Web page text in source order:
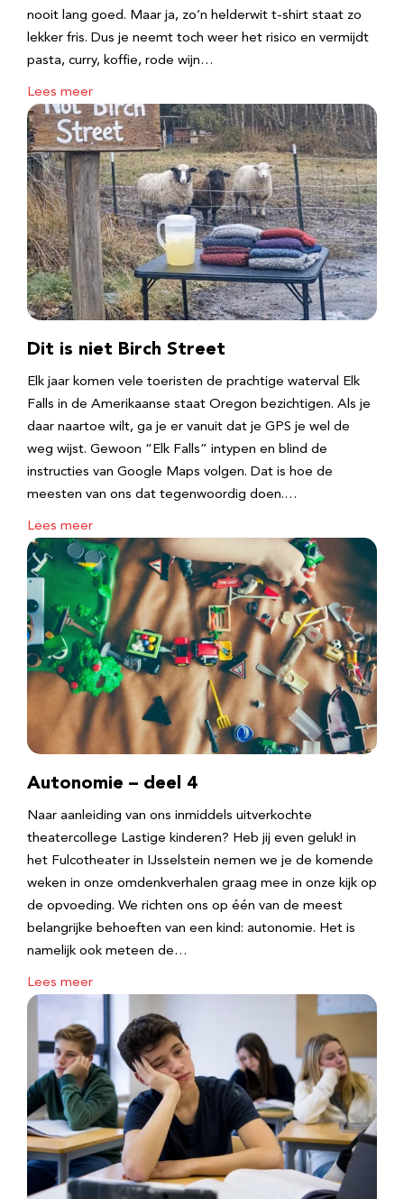
nooit lang goed. Maar ja, zo’n helderwit t-shirt staat zo
lekker fris. Dus je neemt toch weer het risico en vermijdt
pasta, curry, koffie, rode wijn…
Lees meer
Dit is niet Birch Street
Elk jaar komen vele toeristen de prachtige waterval Elk
Falls in de Amerikaanse staat Oregon bezichtigen. Als je
daar naartoe wilt, ga je er vanuit dat je GPS je wel de
weg wijst. Gewoon “Elk Falls” intypen en blind de
instructies van Google Maps volgen. Dat is hoe de
meesten van ons dat tegenwoordig doen.…
Lees meer
Autonomie – deel 4
Naar aanleiding van ons inmiddels uitverkochte
theatercollege Lastige kinderen? Heb jij even geluk! in
het Fulcotheater in IJsselstein nemen we je de komende
weken in onze omdenkverhalen graag mee in onze kijk op
de opvoeding. We richten ons op één van de meest
belangrijke behoeften van een kind: autonomie. Het is
namelijk ook meteen de…
Lees meer